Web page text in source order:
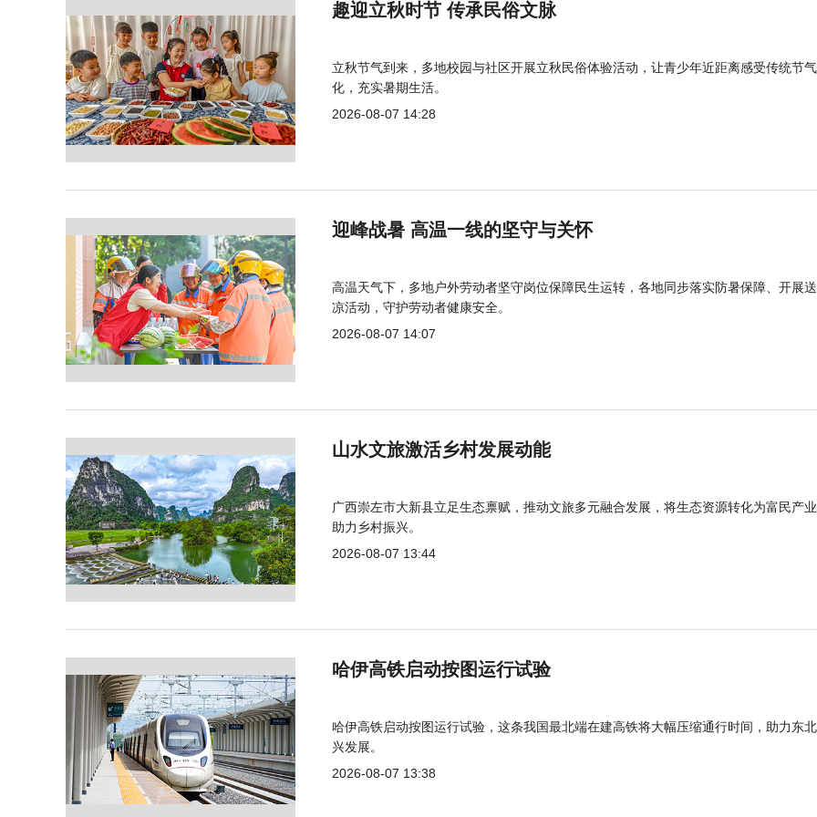
趣迎立秋时节 传承民俗文脉
立秋节气到来，多地校园与社区开展立秋民俗体验活动，让青少年近距离感受传统节
化，充实暑期生活。
2026-08-07 14:28
迎峰战暑 高温一线的坚守与关怀
高温天气下，多地户外劳动者坚守岗位保障民生运转，各地同步落实防暑保障、开展
凉活动，守护劳动者健康安全。
2026-08-07 14:07
山水文旅激活乡村发展动能
广西崇左市大新县立足生态禀赋，推动文旅多元融合发展，将生态资源转化为富民产
助力乡村振兴。
2026-08-07 13:44
哈伊高铁启动按图运行试验
哈伊高铁启动按图运行试验，这条我国最北端在建高铁将大幅压缩通行时间，助力东
兴发展。
2026-08-07 13:38